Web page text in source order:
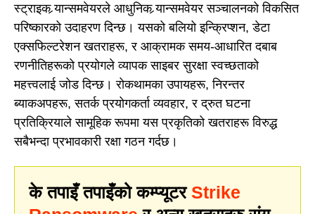
स्ट्राइक र्‍यान्समवेयरले आधुनिक र्‍यान्समवेयर सञ्चालनको विकसित
परिष्कारको उदाहरण दिन्छ। यसको बलियो इन्क्रिप्शन, डेटा
एक्सफिल्टरेशन खतराहरू, र आक्रामक समय-आधारित दबाब
रणनीतिहरूको प्रयोगले व्यापक साइबर सुरक्षा स्वच्छताको
महत्त्वलाई जोड दिन्छ। रोकथामका उपायहरू, निरन्तर
ब्याकअपहरू, सतर्क प्रयोगकर्ता व्यवहार, र द्रुत घटना
प्रतिक्रियाले सामूहिक रूपमा यस प्रकृतिको खतराहरू विरुद्ध
सबैभन्दा प्रभावकारी रक्षा गठन गर्दछ।
के तपाइँ तपाइँको कम्प्यूटर Strike